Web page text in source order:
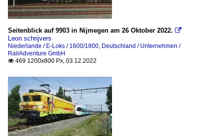
Seitenblick auf 9903 in Nijmegen am 26 Oktober 2022. 
Leon schrijvers
Niederlande / E-Loks / 1600/1800, Deutschland / Unternehmen /
RailAdventure GmbH
 469 1200x800 Px, 03.12.2022